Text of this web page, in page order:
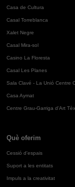
Casa de Cultura
Casal Torreblanca
Xalet Negre
Casal Mira-sol
Casino La Floresta
Casal Les Planes
Sala Clavé - La Unió Centre
Casa Aymat
Centre Grau-Garriga d'Art
Què oferim
Cessió d'espais
Suport a les entitats
Impuls a la creativitat